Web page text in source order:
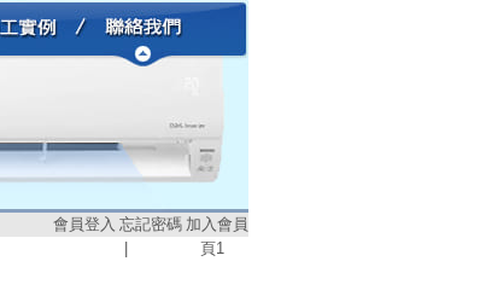
會員登入 忘記密碼 加入會員
頁1